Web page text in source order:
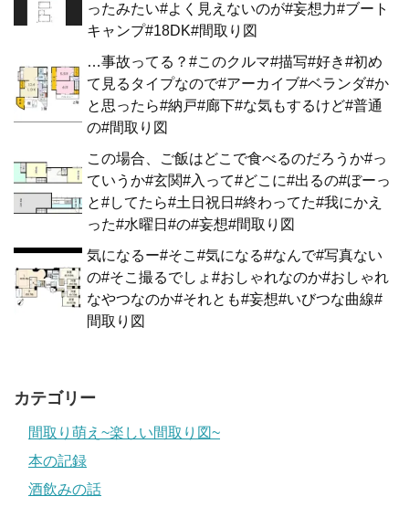
ったみたい#よく見えないのが#妄想力#ブート
キャンプ#18DK#間取り図
…事故ってる？#このクルマ#描写#好き#初め
て見るタイプなので#アーカイブ#ベランダ#か
と思ったら#納戸#廊下#な気もするけど#普通
の#間取り図
この場合、ご飯はどこで食べるのだろうか#っ
ていうか#玄関#入って#どこに#出るの#ぼーっ
と#してたら#土日祝日#終わってた#我にかえ
った#水曜日#の#妄想#間取り図
気になるー#そこ#気になる#なんで#写真ない
の#そこ撮るでしょ#おしゃれなのか#おしゃれ
なやつなのか#それとも#妄想#いびつな曲線#
間取り図
カテゴリー
間取り萌え~楽しい間取り図~
本の記録
酒飲みの話